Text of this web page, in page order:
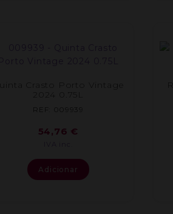
Crasto Porto Vintage
2024 0.75L
REF: 009939
54,76 €
Adicionar